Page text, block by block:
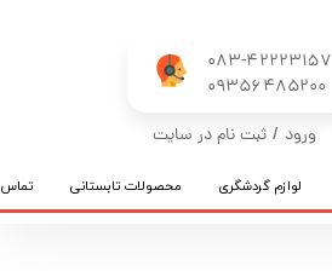
083-42223157
​​​​​​​09356485200
ورود / ثبت نام در سایت
تغییر گذر واژه
لوازم گردشگری محصولات تابستانی تماس